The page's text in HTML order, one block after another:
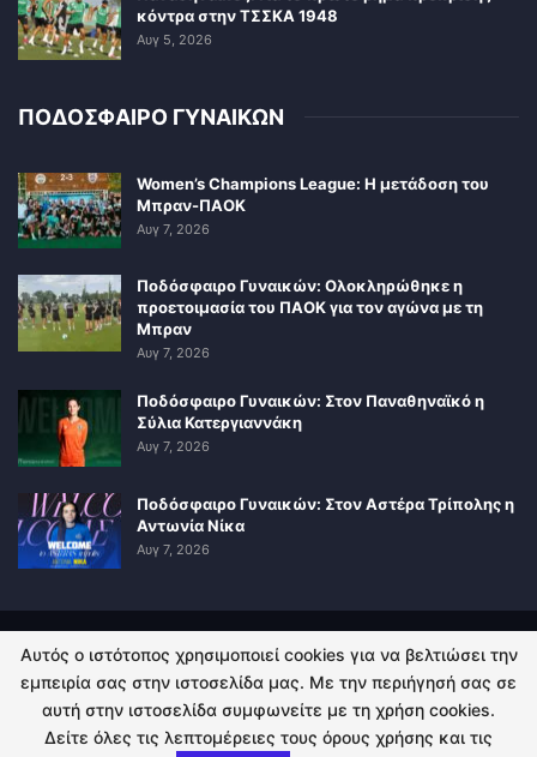
κόντρα στην ΤΣΣΚΑ 1948
Αυγ 5, 2026
ΠΟΔΟΣΦΑΙΡΟ ΓΥΝΑΙΚΩΝ
Women’s Champions League: Η μετάδοση του
Μπραν-ΠΑΟΚ
Αυγ 7, 2026
Ποδόσφαιρο Γυναικών: Ολοκληρώθηκε η
προετοιμασία του ΠΑΟΚ για τον αγώνα με τη
Μπραν
Αυγ 7, 2026
Ποδόσφαιρο Γυναικών: Στον Παναθηναϊκό η
Σύλια Κατεργιαννάκη
Αυγ 7, 2026
Ποδόσφαιρο Γυναικών: Στον Αστέρα Τρίπολης η
Αντωνία Νίκα
Αυγ 7, 2026
ΠΟΛΙΤΙΚΗ ΑΠΟΡΡΗΤΟΥ ΕΠΙΚΟΙΝΩΝΙΑ
© 2026 - Kingsport.gr. All Rights Reserved.
Αυτός ο ιστότοπος χρησιμοποιεί cookies για να βελτιώσει την
εμπειρία σας στην ιστοσελίδα μας. Με την περιήγησή σας σε
αυτή στην ιστοσελίδα συμφωνείτε με τη χρήση cookies.
Δείτε όλες τις λεπτομέρειες τους όρους χρήσης και τις